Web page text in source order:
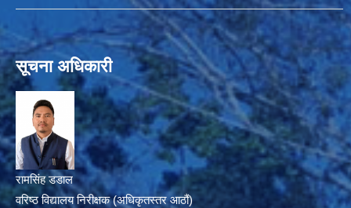
सूचना अधिकारी
रामसिंह डडाल
वरिष्ठ विद्यालय निरीक्षक (अधिकृतस्तर आठौं)